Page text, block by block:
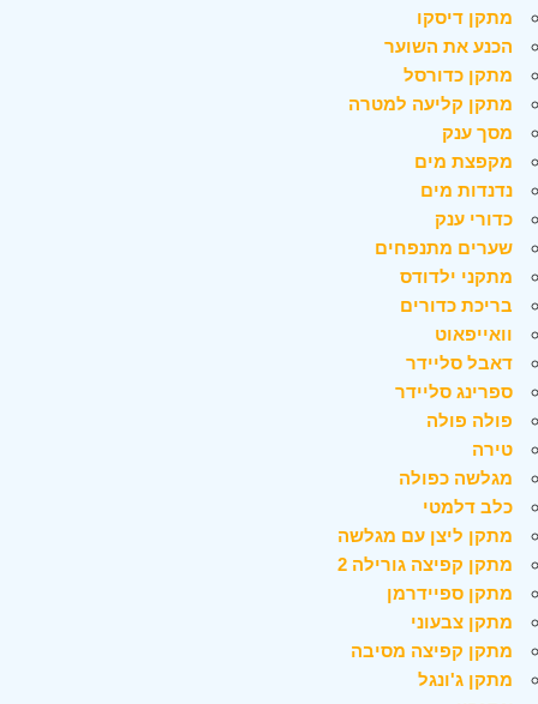
מתקן דיסקו
הכנע את השוער
מתקן כדורסל
מתקן קליעה למטרה
מסך ענק
מקפצת מים
נדנדות מים
כדורי ענק
שערים מתנפחים
מתקני ילדודס
בריכת כדורים
וואייפאוט
דאבל סליידר
ספרינג סליידר
פולה פולה
טירה
מגלשה כפולה
כלב דלמטי
מתקן ליצן עם מגלשה
מתקן קפיצה גורילה 2
מתקן ספיידרמן
מתקן צבעוני
מתקן קפיצה מסיבה
מתקן ג'ונגל